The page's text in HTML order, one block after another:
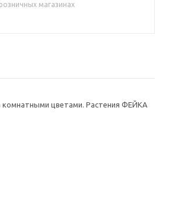
магазинах
комнатными цветами. Растения ФЕЙКА